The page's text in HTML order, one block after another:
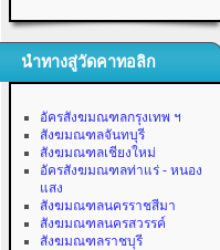
นำทางสู่วัดคาทอลิก
อัครสังฆมณฑลกรุงเทพ ฯ
สังฆมณฑลจันทบุรี
สังฆมณฑลเชียงใหม่
อัครสังฆมณฑลท่าแร่ - หนอง
แสง
สังฆมณฑลนครราชสีมา
สังฆมณฑลนครสวรรค์
สังฆมณฑลราชบุรี